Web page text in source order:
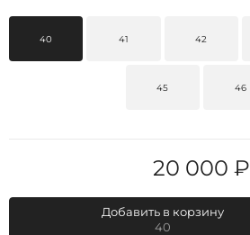
40 41 42
45 46
20 000 ₽
Добавить в корзину
40